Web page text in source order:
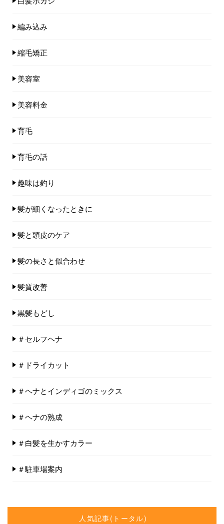
編み込み
縮毛矯正
美容室
美容料金
育毛
育毛の話
趣味は釣り
髪が細くなったときに
髪と頭皮のケア
髪の長さと似合わせ
髪質改善
黒髪もどし
＃セルフヘナ
＃ドライカット
＃ヘナとインディゴのミックス
＃ヘナの熟成
＃白髪を生かすカラー
＃駐車場案内
人気記事(トータル)